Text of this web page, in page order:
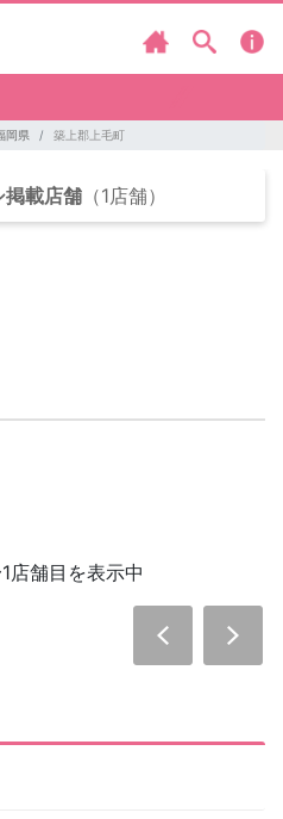
岡県 築上郡上毛町
掲載店舗 （1店舗）
店舗目を表示中